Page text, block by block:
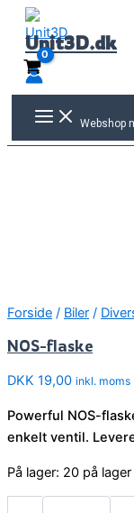
indholdet
Unit3D.dk
Webshop
Forside / Biler /
NOS-flaske
DKK 19,00 inkl. moms
Powerful NOS-
enkelt ventil.
På lager: 20 på